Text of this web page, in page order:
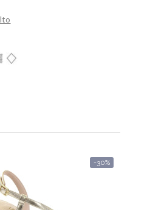
-30%